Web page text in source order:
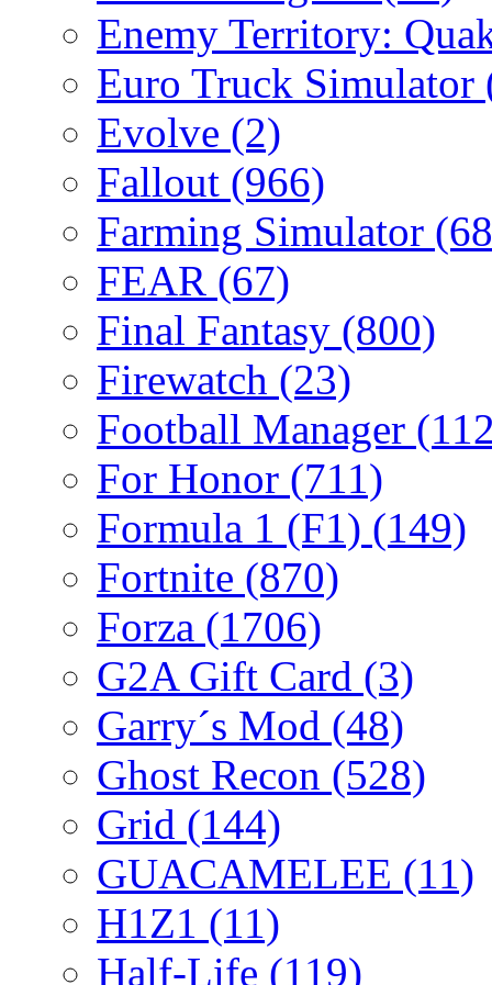
Enemy Territory:
Euro Truck Simulator
Evolve (2)
Fallout (966)
Farming Simulator
FEAR (67)
Final Fantasy (800)
Firewatch (23)
Football Manager
For Honor (711)
Formula 1 (F1) (149)
Fortnite (870)
Forza (1706)
G2A Gift Card (3)
Garry´s Mod (48)
Ghost Recon (528)
Grid (144)
GUACAMELEE (11)
H1Z1 (11)
Half-Life (119)